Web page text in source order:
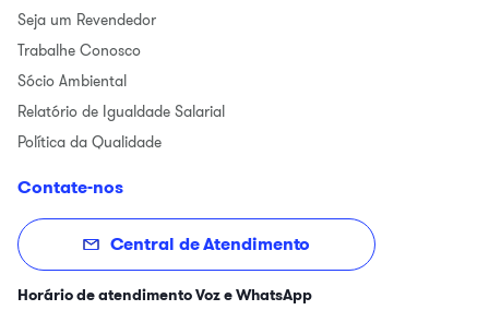
Seja um Revendedor
Trabalhe Conosco
Sócio Ambiental
Relatório de Igualdade Salarial
Política da Qualidade
Contate-nos
Central de Atendimento
Horário de atendimento Voz e WhatsApp